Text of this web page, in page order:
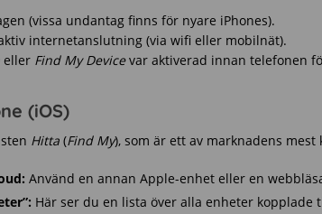
(vissa undantag finns för nyare iPhones).
internetanslutning (via wifi eller mobilnät).
eller Find My Devicevar aktiverad innan telefonen
(iOS)
Hitta (Find My), som är ett av marknadens
Använd en annan Apple-enhet eller en
Här ser du en lista över alla enheter kopplade